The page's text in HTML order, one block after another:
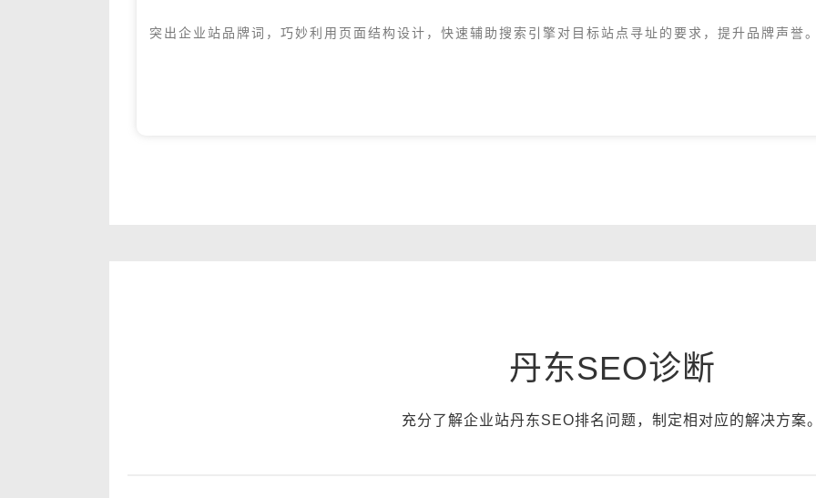
突出企业站品牌词，巧妙利用页面结构设计，快速辅助搜索引擎对目标站点寻址的要求，提升品牌声誉
丹东SEO诊断
充分了解企业站丹东SEO排名问题，制定相对应的解决方案